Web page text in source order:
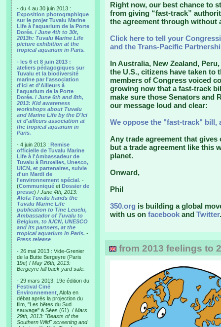
- du 4 au 30 juin 2013 :
Exposition photographique
sur le projet Tuvalu Marine
Life à l'aquarium de la Porte
Dorée. / June 4th to 30t,
2013h: Tuvalu Marine Life
picture exhibition at the
tropical aquarium in Paris.
- les 6 et 8 juin 2013 :
ateliers pédagogiques sur
Tuvalu et la biodiversité
marine par l'association
d'Ici et d'Ailleurs à
l'aquarium de la Porte
Dorée. / June 6th and 8th,
2013: Kid awareness
workshops about Tuvalu
and Marine Life by the D'Ici
et d'ailleurs association at
the tropical aquarium in
Paris.
- 4 juin 2013 : Remise
officielle de Tuvalu Marine
Life à l'Ambassadeur de
Tuvalu à Bruxelles, Unesco,
UICN, et partenaires, suivie
d'un Mardi de
l'environnement spécial . -
(Communiqué et Dossier de
presse) / June 4th, 2013:
Alofa Tuvalu hands the
Tuvalu Marine Life
publication to Tine Leuelu,
Ambassador of Tuvalu to
Belgium, to IUCN, UNESCO
and its partners, at the
tropical aquarium in Paris. -
Press release
- 26 mai 2013 : Vide-Grenier
de la Butte Bergeyre (Paris
19e) / May 26th, 2013:
Bergeyre hill back yard sale.
- 29 mars 2013: 19e édition du
Festival Ciné
Environnement , Alofa en
débat après la projection du
film, "Les bêtes du Sud
sauvage" à Sées (61). / Mars
29th, 2013: "Beasts of the
Southern Wild" screening and
Right now, our best chance to
from giving “fast-track”
the agreement through without
Click here to tell your
and the Trans-Pacific
In Australia, New Zealand,
the U.S., citizens have taken to
members of Congress voiced
growing now that a fast-track
make sure those Senators and
our message loud and clear:
We oppose the "fast-track" bill,
Any trade agreement that
but a trade agreement like this
planet.
Onward,
Phil
350.org is building a global
with us on facebook and Twitter.
from 2013 feelings to